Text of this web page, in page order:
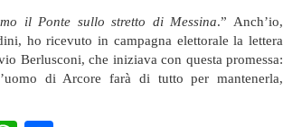
il Ponte sullo stretto di Messina.” Anch’io,
ho ricevuto in campagna elettorale la lettera
Berlusconi, che iniziava con questa promessa:
di Arcore farà di tutto per mantenerla,